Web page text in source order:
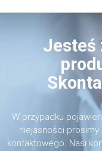
Jesteś
W przypadku
niejasności prosimy
kontaktowego. Nasi